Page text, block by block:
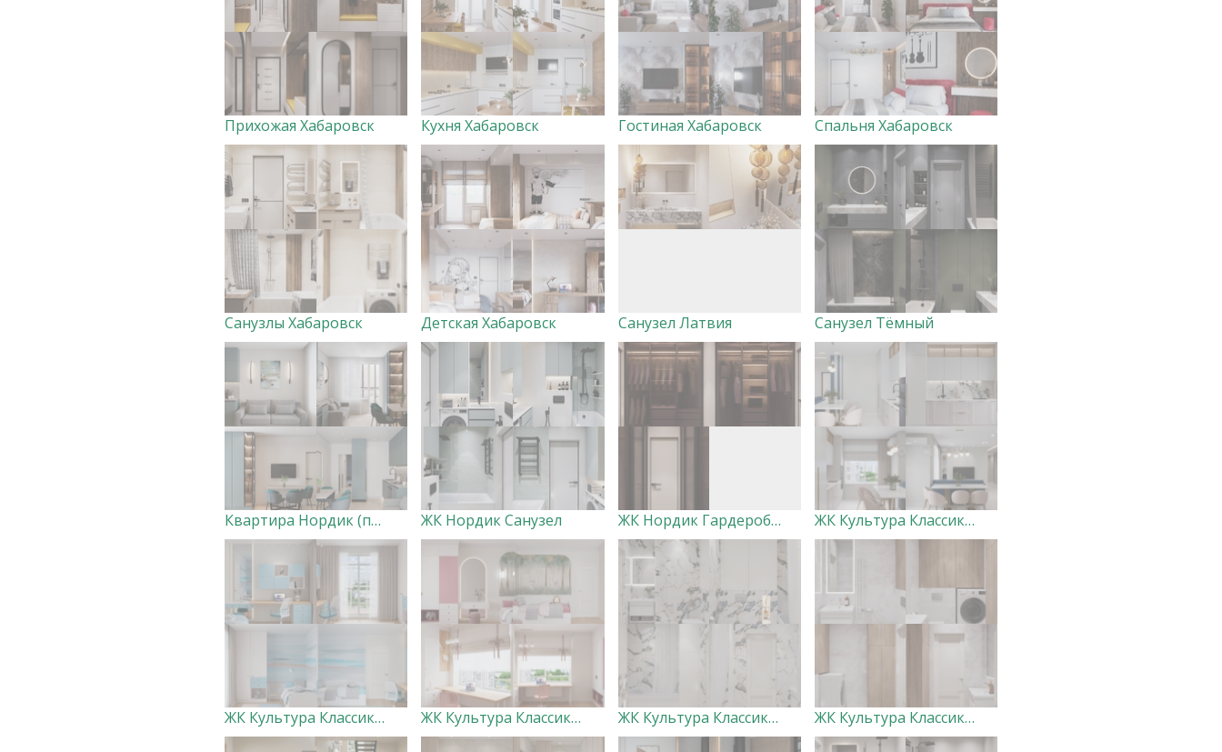
Прихожая Хабаровск Кухня Хабаровск Гостиная Хабаровск Спальня Хабаровск
Санузлы Хабаровск Детская Хабаровск Санузел Латвия Санузел Тёмный
Квартира Нордик (прихожая, кухня-гостиная с лоджией и спальня) ЖК Нордик Санузел ЖК Нордик Гардеробная ЖК Культура Классика (кухня-гостиная, холл)
ЖК Культура Классика Детская голубая ЖК Культура Классика Детская розовая ЖК Культура Классика Санузел ЖК Культура Классика Постирочная